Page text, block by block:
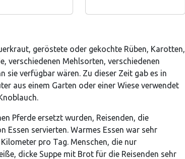
geröstete oder gekochte Rüben, Karotten,
verschiedenen Mehlsorten, verschiedenen
sie verfügbar wären. Zu dieser Zeit gab es in
aus einem Garten oder einer Wiese verwendet
Pferde ersetzt wurden, Reisenden, die
Essen servierten. Warmes Essen war sehr
pro Tag. Menschen, die nur
dicke Suppe mit Brot für die Reisenden sehr